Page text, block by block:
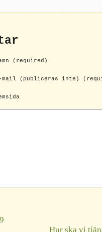
(required)
mail (publiceras inte)
Hur ska vi